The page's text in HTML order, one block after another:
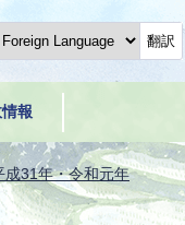
翻訳
報
成31年・令和元年